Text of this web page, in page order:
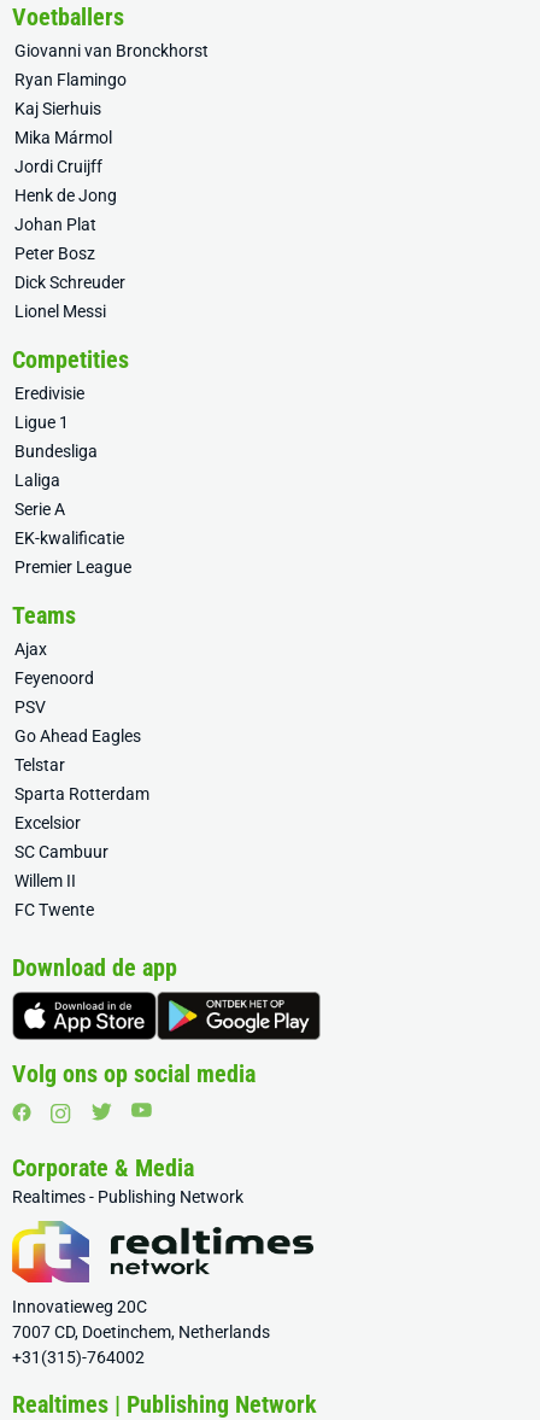
Voetballers
Giovanni van Bronckhorst
Ryan Flamingo
Kaj Sierhuis
Mika Mármol
Jordi Cruijff
Henk de Jong
Johan Plat
Peter Bosz
Dick Schreuder
Lionel Messi
Competities
Eredivisie
Ligue 1
Bundesliga
Laliga
Serie A
EK-kwalificatie
Premier League
Teams
Ajax
Feyenoord
PSV
Go Ahead Eagles
Telstar
Sparta Rotterdam
Excelsior
SC Cambuur
Willem II
FC Twente
Download de app
Volg ons op social media
Corporate & Media
Realtimes - Publishing Network
Innovatieweg 20C
7007 CD, Doetinchem, Netherlands
+31(315)-764002
Realtimes | Publishing Network